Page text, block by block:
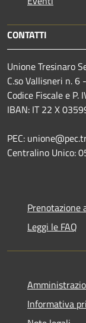
CONTATTI
Unione Tresinaro
C.so Vallisneri n.
Codice Fiscale e
IBAN: IT 22 X
PEC:
Centralino Unico:
Prenotazione
Leggi le FAQ
Informativa